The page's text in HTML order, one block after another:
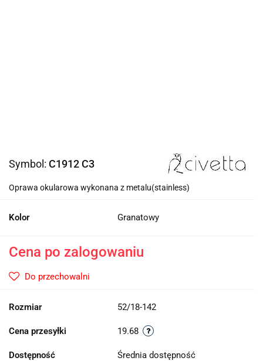
Symbol: C1912 C3
Oprawa okularowa wykonana z metalu(stainless)
Kolor Granatowy
Cena po zalogowaniu
Do przechowalni
Rozmiar 52/18-142
Cena przesyłki 19.68
Dostępność Średnia dostępność